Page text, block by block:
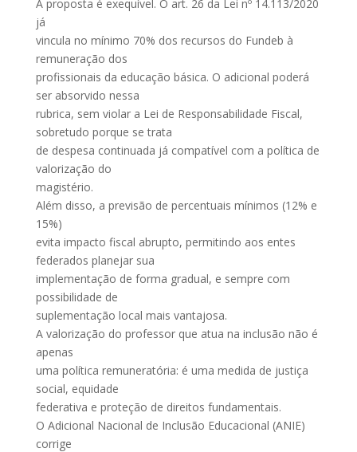
A proposta é exequível. O art. 26 da Lei nº 14.113/2020
já
vincula no mínimo 70% dos recursos do Fundeb à
remuneração dos
profissionais da educação básica. O adicional poderá
ser absorvido nessa
rubrica, sem violar a Lei de Responsabilidade Fiscal,
sobretudo porque se trata
de despesa continuada já compatível com a política de
valorização do
magistério.
Além disso, a previsão de percentuais mínimos (12% e
15%)
evita impacto fiscal abrupto, permitindo aos entes
federados planejar sua
implementação de forma gradual, e sempre com
possibilidade de
suplementação local mais vantajosa.
A valorização do professor que atua na inclusão não é
apenas
uma política remuneratória: é uma medida de justiça
social, equidade
federativa e proteção de direitos fundamentais.
O Adicional Nacional de Inclusão Educacional (ANIE)
corrige